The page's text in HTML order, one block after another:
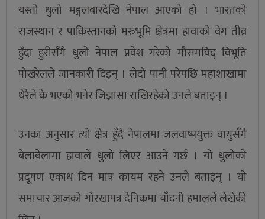
यस्तो धुलो मङ्गलबारदेखि नेपाल आएको हो । भारतको
राजस्थान र पाकिस्तानको मरुभूमि क्षेत्रमा हावाको वेग तीव्र
हुँदा हुरीसँगै धुलो नेपाल प्रवेश गरेको मौसमविद् विभूति
पोखरेलले जानकारी दिइन् । लेदो पानी परेपछि महाशाखामा
धेरैले के भएको भनेर जिज्ञासा राखिरहेको उनले बताइन् ।
उनका अनुसार त्यो क्षेत्र हुँदै नेपालमा जलवाष्पयुक्त वायुसँगै
बेलाबेलामा हावाले धुलो लिएर आउने गर्छ । यो धुलोको
प्रदूषण एकाध दिन मात्र कायम रहने उनले बताइन् । यो
समाचार आजको गोरखापत्र दैनिकमा चाँदनी हमालले लेखेकी